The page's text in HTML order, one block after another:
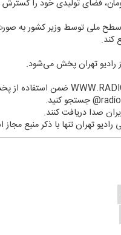
ساعت ۱۰ صبح، دو پروژه در سطح ملی
كند.
صدا دریافت كنند.
رادیو تهران تنها با ذكر منبع